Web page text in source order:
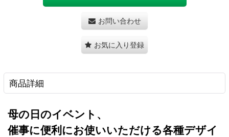
お問い合わせ
お気に入り登録
商品詳細
母の日のイベント、
催事に便利にお使いいただける各種デザイ